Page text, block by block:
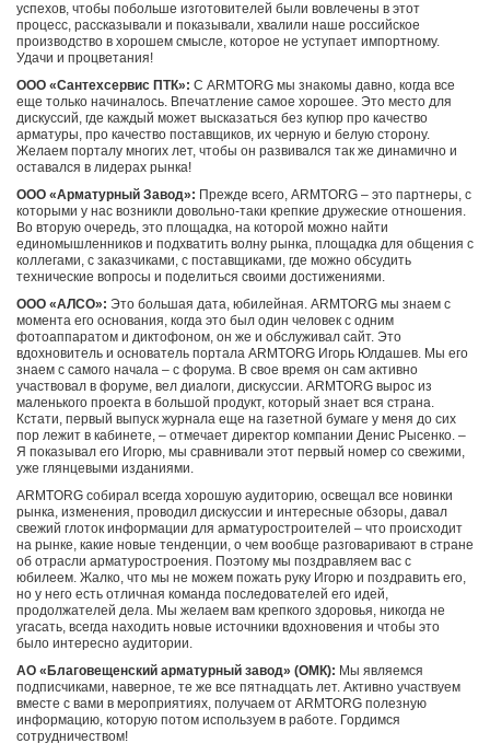
успехов, чтобы побольше изготовителей были вовлечены в этот
процесс, рассказывали и показывали, хвалили наше российское
производство в хорошем смысле, которое не уступает импортному.
Удачи и процветания!
ООО «Сантехсервис ПТК»: С ARMTORG мы знакомы давно, когда все
еще только начиналось. Впечатление самое хорошее. Это место для
дискуссий, где каждый может высказаться без купюр про качество
арматуры, про качество поставщиков, их черную и белую сторону.
Желаем порталу многих лет, чтобы он развивался так же динамично и
оставался в лидерах рынка!
ООО «Арматурный Завод»: Прежде всего, ARMTORG – это партнеры, с
которыми у нас возникли довольно-таки крепкие дружеские отношения.
Во вторую очередь, это площадка, на которой можно найти
единомышленников и подхватить волну рынка, площадка для общения с
коллегами, с заказчиками, с поставщиками, где можно обсудить
технические вопросы и поделиться своими достижениями.
ООО «АЛСО»: Это большая дата, юбилейная. ARMTORG мы знаем с
момента его основания, когда это был один человек с одним
фотоаппаратом и диктофоном, он же и обслуживал сайт. Это
вдохновитель и основатель портала ARMTORG Игорь Юлдашев. Мы его
знаем с самого начала – с форума. В свое время он сам активно
участвовал в форуме, вел диалоги, дискуссии. ARMTORG вырос из
маленького проекта в большой продукт, который знает вся страна.
Кстати, первый выпуск журнала еще на газетной бумаге у меня до сих
пор лежит в кабинете, – отмечает директор компании Денис Рысенко. –
Я показывал его Игорю, мы сравнивали этот первый номер со свежими,
уже глянцевыми изданиями.
ARMTORG собирал всегда хорошую аудиторию, освещал все новинки
рынка, изменения, проводил дискуссии и интересные обзоры, давал
свежий глоток информации для арматуростроителей – что происходит
на рынке, какие новые тенденции, о чем вообще разговаривают в стране
об отрасли арматуростроения. Поэтому мы поздравляем вас с
юбилеем. Жалко, что мы не можем пожать руку Игорю и поздравить его,
но у него есть отличная команда последователей его идей,
продолжателей дела. Мы желаем вам крепкого здоровья, никогда не
угасать, всегда находить новые источники вдохновения и чтобы это
было интересно аудитории.
АО «Благовещенский арматурный завод» (ОМК): Мы являемся
подписчиками, наверное, те же все пятнадцать лет. Активно участвуем
вместе с вами в мероприятиях, получаем от ARMTORG полезную
информацию, которую потом используем в работе. Гордимся
сотрудничеством!